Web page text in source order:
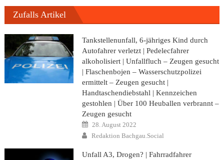
Zufalls Artikel
Tankstellenunfall, 6-jähriges Kind durch
Autofahrer verletzt | Pedelecfahrer
alkoholisiert | Unfallfluch – Zeugen gesucht
| Flaschenbojen – Wasserschutzpolizei
ermittelt – Zeugen gesucht |
Handtaschendiebstahl | Kennzeichen
gestohlen | Über 100 Heuballen verbrannt –
Zeugen gesucht
Posted
on
28. August 2022
Author
Redaktion Bachgau.Social
Unfall A3, Drogen? | Fahrradfahrer